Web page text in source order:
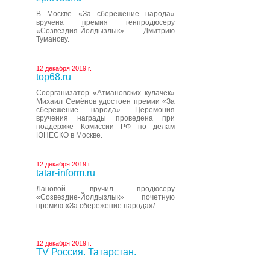
В Москве «За сбережение народа»
вручена премия генпродюсеру
«Созвездия-Йолдызлык» Дмитрию
Туманову.
12 декабря 2019 г.
top68.ru
Соорганизатор «Атмановских кулачек»
Михаил Семёнов удостоен премии «За
сбережение народа». Церемония
вручения награды проведена при
поддержке Комиссии РФ по делам
ЮНЕСКО в Москве.
12 декабря 2019 г.
tatar-inform.ru
Лановой вручил продюсеру
«Созвездие-Йолдызлык» почетную
премию «За сбережение народа»/
12 декабря 2019 г.
ТV Россия. Татарстан.